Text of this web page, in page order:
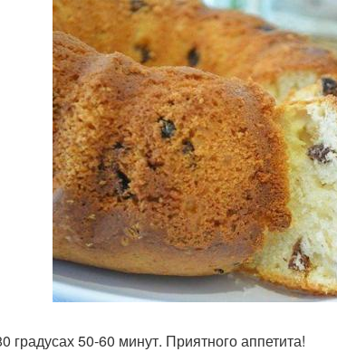
градусах 50-60 минут. Приятного аппетита!